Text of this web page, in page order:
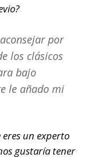
por
los clásicos
bajo
le añado mi
un experto
gustaría tener